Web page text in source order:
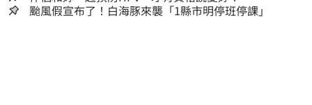
颱風假宣布了！白海豚來襲「1縣市明停班停課」